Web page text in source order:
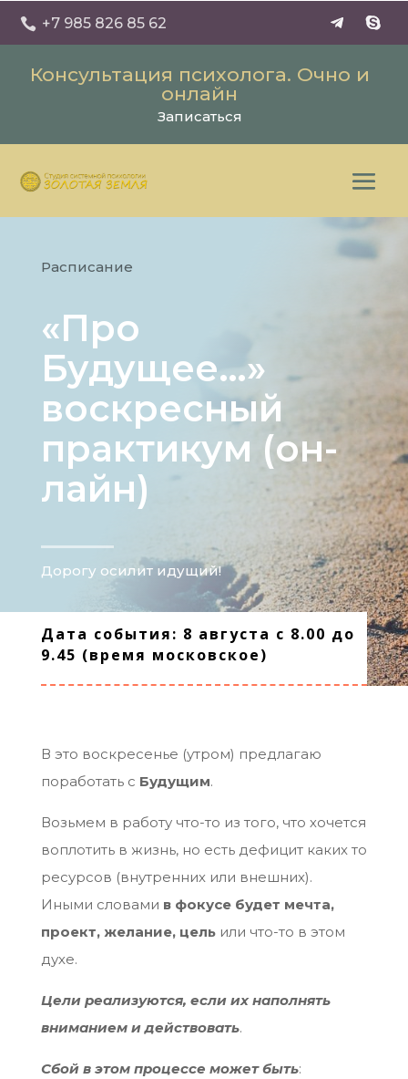
 +7 985 826 85 62
Консультация психолога. Очно и
онлайн
Записаться
Расписание
«Про
Будущее…»
воскресный
практикум (он-
лайн)
Дорогу осилит идущий!
Дата события: 8 августа с 8.00 до
9.45 (время московское)
В это воскресенье (утром) предлагаю
поработать с Будущим.
Возьмем в работу что-то из того, что хочется
воплотить в жизнь, но есть дефицит каких то
ресурсов (внутренних или внешних).
Иными словами в фокусе будет мечта,
проект, желание, цельили что-то в этом
духе.
Цели реализуются, если их наполнять
вниманием и действовать.
Сбой в этом процессе может быть: